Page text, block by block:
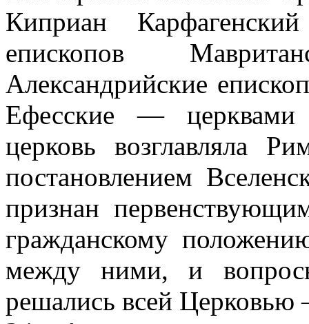
Киприан
епископов
Александрийские
Ефесские — церквами
церковь возглавляла
постановлением
признан
гражданскому
между ними, и
решались всей